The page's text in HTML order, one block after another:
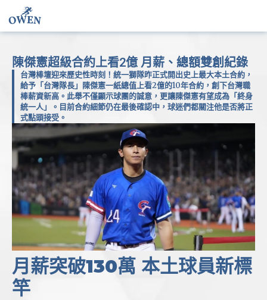
陳傑憲超級合約上看2億 月薪、總額雙創紀錄
台灣棒壇迎來歷史性時刻！統一獅隊昨正式開出史上最大本土合約，
給予「台灣隊長」陳傑憲一紙總值上看2億的10年合約，創下台灣職
棒薪資新高。此舉不僅顯示球團的誠意，更讓陳傑憲有望成為「終身
統一人」。目前合約細節仍在最後確認中，球迷們都關注他是否將正
式點頭接受。
月薪突破130萬 本土球員新標
竿